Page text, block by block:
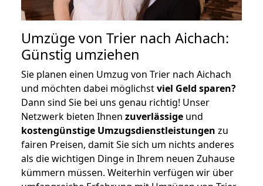
Umzüge von Trier nach Aichach:
Günstig umziehen
Sie planen einen Umzug von Trier nach Aichach
und möchten dabei möglichstviel Geld sparen?
Dann sind Sie bei uns genau richtig! Unser
Netzwerk bieten Ihnen zuverlässige und
kostengünstige Umzugsdienstleistungen zu
fairen Preisen, damit Sie sich um nichts anderes
als die wichtigen Dinge in Ihrem neuen Zuhause
kümmern müssen. Weiterhin verfügen wir über